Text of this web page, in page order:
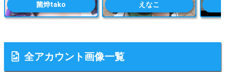
菌烨tako えなこ
全アカウント画像一覧